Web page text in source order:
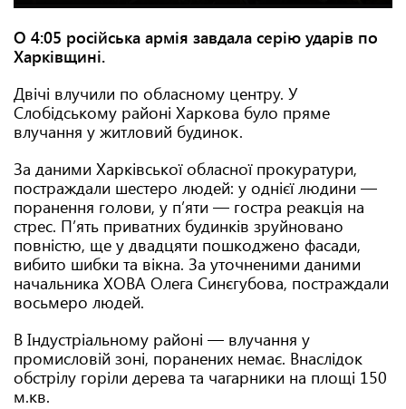
О 4:05 російська армія завдала серію ударів по
Харківщині.
Двічі влучили по обласному центру. У
Слобідському районі Харкова було пряме
влучання у житловий будинок.
За даними Харківської обласної прокуратури,
постраждали шестеро людей: у однієї людини —
поранення голови, у пʼяти — гостра реакція на
стрес. Пʼять приватних будинків зруйновано
повністю, ще у двадцяти пошкоджено фасади,
вибито шибки та вікна. За уточненими даними
начальника ХОВА Олега Синєгубова, постраждали
восьмеро людей.
В Індустріальному районі — влучання у
промисловій зоні, поранених немає. Внаслідок
обстрілу горіли дерева та чагарники на площі 150
м.кв.